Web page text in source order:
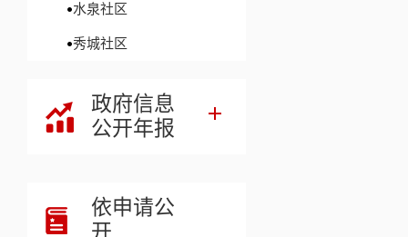
水泉社区
秀城社区
政府信息
公开年报
依申请公
开